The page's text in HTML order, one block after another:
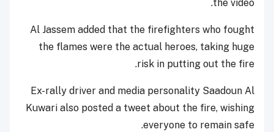
the video.
Al Jassem added that the firefighters who fought
the flames were the actual heroes, taking huge
risk in putting out the fire.
Ex-rally driver and media personality Saadoun Al
Kuwari also posted a tweet about the fire, wishing
everyone to remain safe.